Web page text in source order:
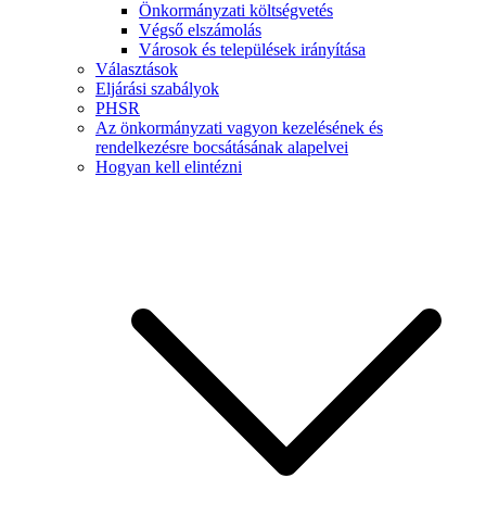
Önkormányzati költségvetés
Végső elszámolás
Városok és települések irányítása
Választások
Eljárási szabályok
PHSR
Az önkormányzati vagyon kezelésének és
rendelkezésre bocsátásának alapelvei
Hogyan kell elintézni